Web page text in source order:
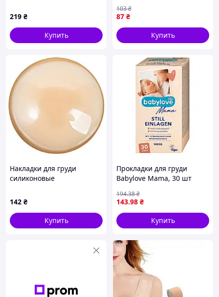
219 ₴
Купить
87 ₴
103₴
Купить
Накладки для груди
силиконовые
142 ₴
Купить
Прокладки для груди
Babylove Mama, 30 шт
143.98 ₴
194.38₴
Купить